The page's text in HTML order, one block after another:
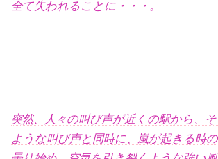
全て失われることに・・・。
突然、人々の叫び声が近くの駅から、
ような叫び声と同時に、嵐が起きる時